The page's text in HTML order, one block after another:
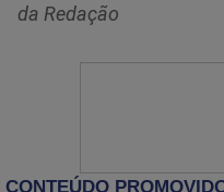
da Redação